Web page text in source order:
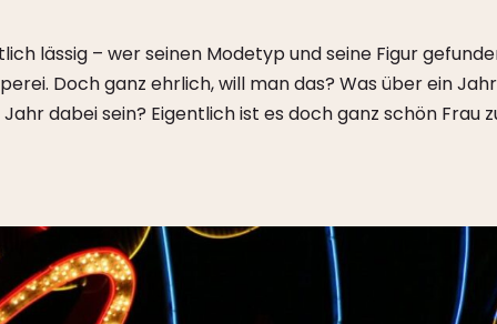
lässig – wer seinen Modetyp und seine Figur
Doch ganz ehrlich, will man das? Was über ein Jahr
dabei sein? Eigentlich ist es doch ganz schön Frau